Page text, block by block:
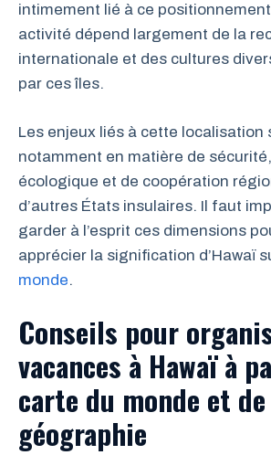
intimement lié à ce
activité dépend largement de la
internationale et des cultures
par ces îles.
Les enjeux liés à cette localisation
notamment en matière de
écologique et de coopération
d’autres États insulaires. Il faut
garder à l’esprit ces dimensions
apprécier la signification d’Hawaï
monde.
Conseils pour
vacances à Hawaï à
carte du monde et
géographie